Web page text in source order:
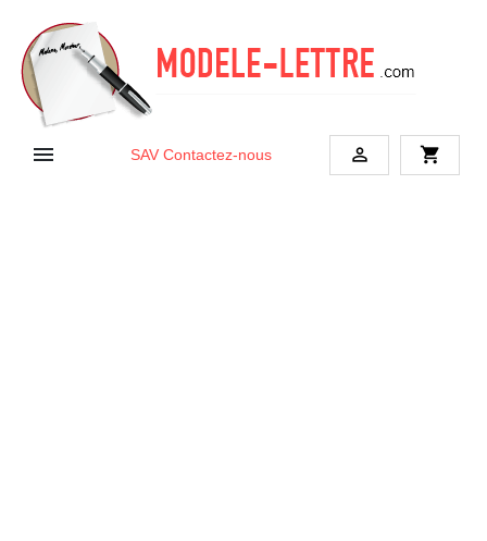
 SAV Contactez-nous  shopping_cart